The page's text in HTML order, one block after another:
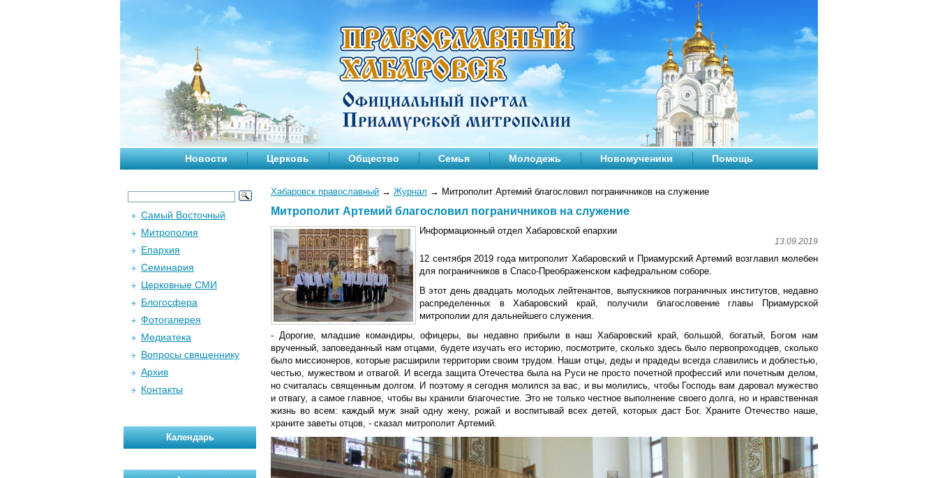
Новости Церковь Общество Семья Молодежь Новомученики Помощь
Хабаровск православный → Журнал → Митрополит Артемий благословил пограничников на служение
Митрополит Артемий благословил пограничников на служение
Информационный отдел Хабаровской епархии
13.09.2019
12 сентября 2019 года митрополит Хабаровский и Приамурский Артемий возглавил молебен
для пограничников в Спасо-Преображенском кафедральном соборе.
В этот день двадцать молодых лейтенантов, выпускников пограничных институтов, недавно
распределенных в Хабаровский край, получили благословение главы Приамурской
митрополии для дальнейшего служения.
- Дорогие, младшие командиры, офицеры, вы недавно прибыли в наш Хабаровский край, большой, богатый, Богом нам
врученный, заповеданный нам отцами, будете изучать его историю, посмотрите, сколько здесь было первопроходцев, сколько
было миссионеров, которые расширили территории своим трудом. Наши отцы, деды и прадеды всегда славились и доблестью,
честью, мужеством и отвагой. И всегда защита Отечества была на Руси не просто почетной профессий или почетным делом,
но считалась священным долгом. И поэтому я сегодня молился за вас, и вы молились, чтобы Господь вам даровал мужество
и отвагу, а самое главное, чтобы вы хранили благочестие. Это не только честное выполнение своего долга, но и нравственная
жизнь во всем: каждый муж знай одну жену, рожай и воспитывай всех детей, которых даст Бог. Храните Отечество наше,
храните заветы отцов, - сказал митрополит Артемий.
Самый Восточный
Митрополия
Епархия
Семинария
Церковные СМИ
Блогосфера
Фотогалерея
Медиатека
Вопросы священнику
Архив
Контакты
Календарь